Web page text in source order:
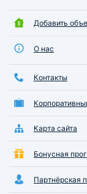
Добавить
О нас
Контакты
Карта сайта
Бонусная
Партнёрская